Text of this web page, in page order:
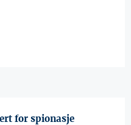
for spionasje